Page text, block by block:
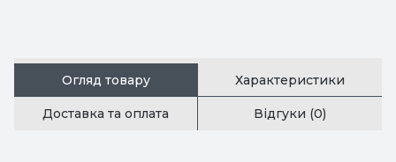
Огляд товару Характеристики
Доставка та оплата Відгуки (0)